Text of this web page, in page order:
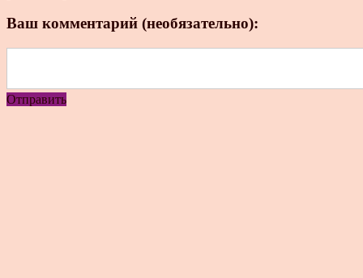
Ваш комментарий (необязательно):
Отправить